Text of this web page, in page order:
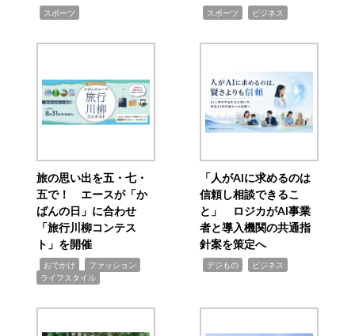
スポーツ スポーツ ビジネス
旅の思い出を五・七・
五で！ エースが「か
ばんの日」に合わせ
「旅行川柳コンテス
ト」を開催
おでかけ ファッション
ライフスタイル
「人がAIに求めるのは
信頼し相談できるこ
と」 ロジカがAI事業
者と導入機関の共通指
針案を策定へ
デジもの ビジネス